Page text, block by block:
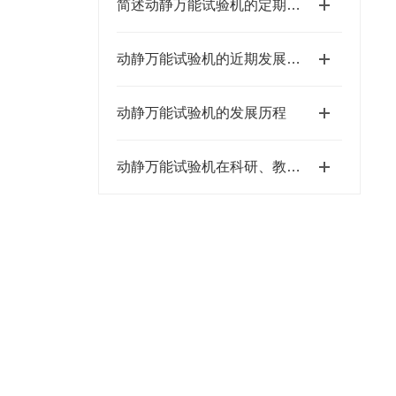
简述动静万能试验机的定期维护保养方法
动静万能试验机的近期发展跟未来趋势
动静万能试验机的发展历程
动静万能试验机在科研、教学等领域的重要作用